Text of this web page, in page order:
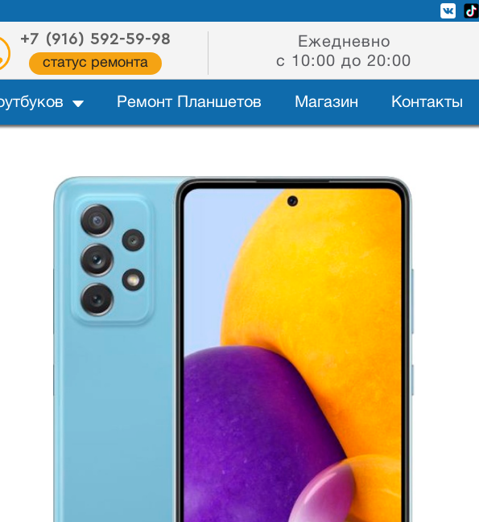
+7 (916) 592-59-98
статус ремонта
Ежедневно
с 10:00 до 20:00
Ремонт Планшетов Магазин Контакты